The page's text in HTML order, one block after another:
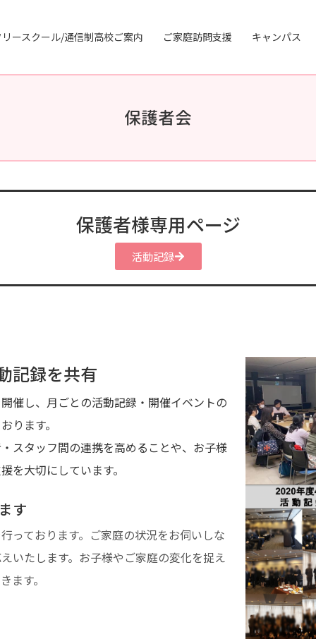
リースクール/通信制高校ご案内 ご家庭訪問支援 キャンパス
保護者会
保護者様専用ページ
活動記録
記録を共有
催し、月ごとの活動記録・開催イベントの
ります。
スタッフ間の連携を高めることや、お子様
を大切にしています。
す
っております。ご家庭の状況をお伺いしな
いたします。お子様やご家庭の変化を捉え
ます。